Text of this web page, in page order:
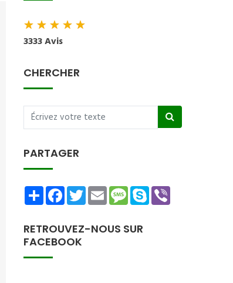
★★★★★
3333 Avis
CHERCHER
PARTAGER
ShareFacebookTwitterEmailMessage
Skype
RETROUVEZ-NOUS SUR
FACEBOOK